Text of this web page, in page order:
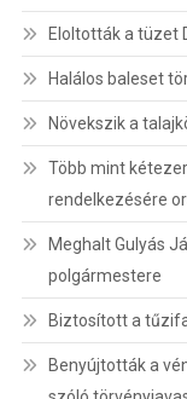
Eloltották a tüzet
Halálos baleset
Növekszik a
Több mint
rendelkezésére
Meghalt Gulyás
polgármestere
Biztosított a
Benyújtották a